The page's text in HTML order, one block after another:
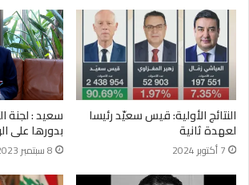
النتائج الأولية: قيس سعيّد رئيسا
لعهدة ثانية
7 أكتوبر 2024
سعيد : لجنة
بدورها على
8 سبتمبر 2023